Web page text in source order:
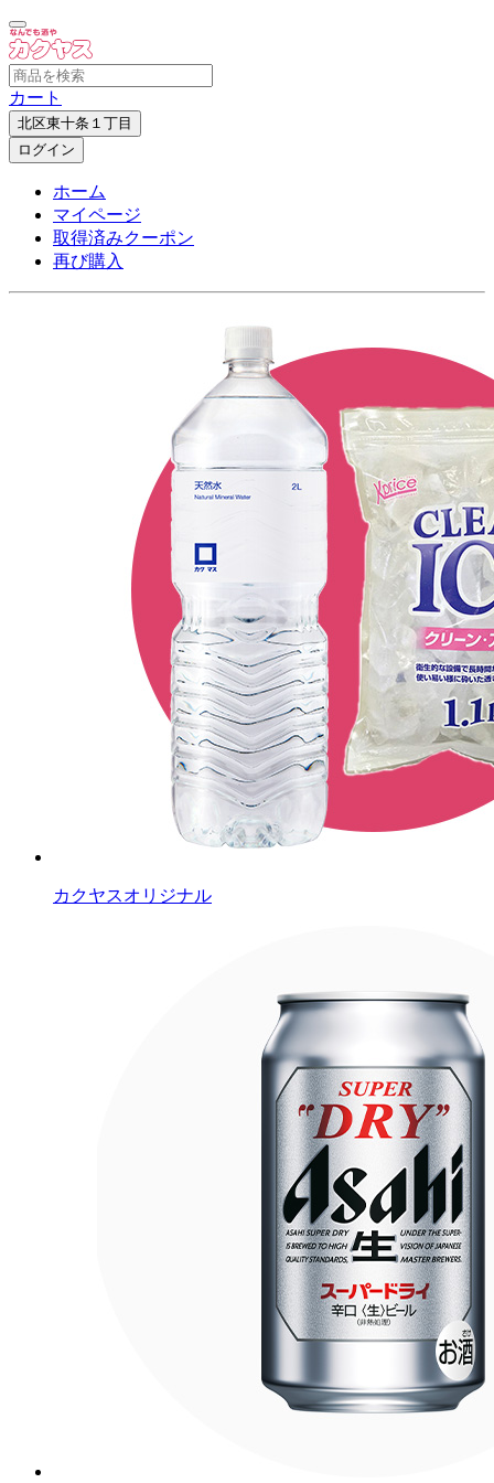
カート
北区東十条１丁目
ログイン
ホーム
マイページ
取得済みクーポン
再び購入
カクヤスオリジナル